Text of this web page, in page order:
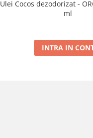
Ulei Cocos dezodorizat -
ml
INTRA IN